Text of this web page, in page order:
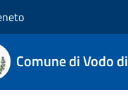
Comune di Vodo